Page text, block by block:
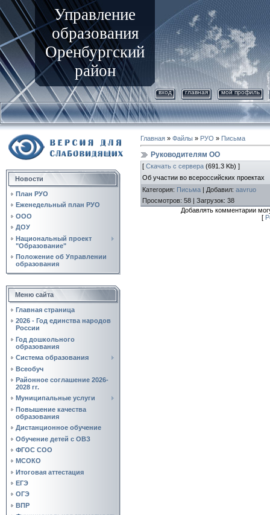
Управление
образования
Оренбургский
район
вход главная мой профиль
Новости
План РУО
Еженедельный план РУО
ООО
ДОУ
Национальный проект
"Образование"
Положение об Управлении
образования
Меню сайта
Главная страница
2026 - Год единства народов
России
Год дошкольного
образования
Система образования
Всеобуч
Районное соглашение 2026-
2028 гг.
Муниципальные услуги
Повышение качества
образования
Дистанционное обучение
Обучение детей с ОВЗ
ФГОС СОО
МСОКО
Итоговая аттестация
ЕГЭ
ОГЭ
ВПР
Главная » Файлы » РУО » Письма
Руководителям ОО
[ Скачать с сервера (691.3 Kb) ]
Об участии во всероссийских проектах
Категория: Письма | Добавил: aavruo
Просмотров: 58 | Загрузок: 38
Добавлять комментарии
[